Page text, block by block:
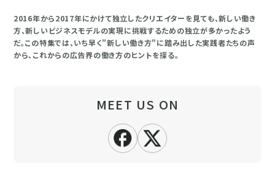
2016年から2017年にかけて独立したクリエイターを見ても、新しい働き
方、新しいビジネスモデルの実現に挑戦するための独立が多かったよう
だ。この特集では、いち早く"新しい働き方"に踏み出した実践者たちの声
から、これからの広告界の働き方のヒントを探る。
MEET US ON